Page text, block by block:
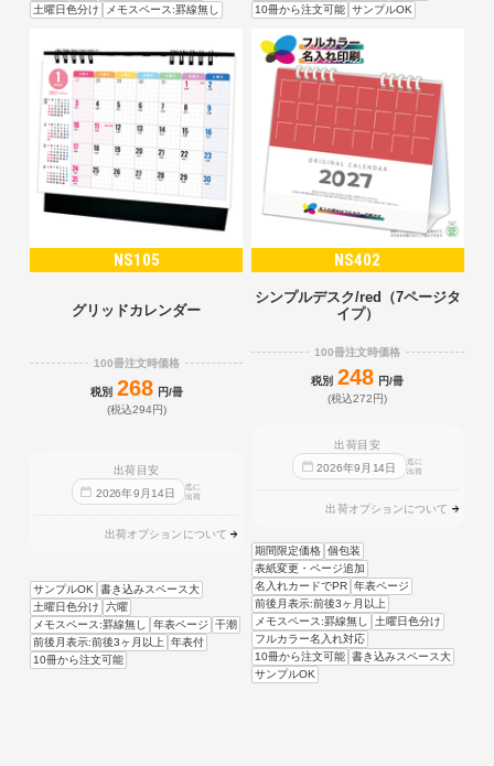
土曜日色分け
メモスペース:罫線無し
10冊から注文可能 サンプルOK
NS105
グリッドカレンダー
100冊注文時価格
税別 268 円/冊
(税込294円)
出荷目安
2026年9 月 14日
迄に
出荷
出荷オプションについて
サンプルOK
書き込みスペース大
土曜日色分け
六曜
メモスペース:罫線無し
年表ページ
干潮
前後月表示:前後3ヶ月以上
年表付
10冊から注文可能
NS402
シンプルデスク/red（7ページタ
イプ）
100冊注文時価格
税別 248 円/冊
(税込272円)
出荷目安
2026年9 月 14日
迄に
出荷
出荷オプションについて
期間限定価格 個包装
表紙変更・ページ追加
名入れカードでPR 年表ページ
前後月表示:前後3ヶ月以上
メモスペース:罫線無し
土曜日色分け
フルカラー名入れ対応
10冊から注文可能 書き込みスペース大
サンプルOK